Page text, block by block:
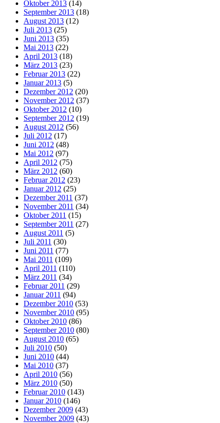
Oktober 2013 (14)
September 2013 (18)
August 2013 (12)
Juli 2013 (25)
Juni 2013 (35)
Mai 2013 (22)
April 2013 (18)
März 2013 (23)
Februar 2013 (22)
Januar 2013 (5)
Dezember 2012 (20)
November 2012 (37)
Oktober 2012 (10)
September 2012 (19)
August 2012 (56)
Juli 2012 (17)
Juni 2012 (48)
Mai 2012 (97)
April 2012 (75)
März 2012 (60)
Februar 2012 (23)
Januar 2012 (25)
Dezember 2011 (37)
November 2011 (34)
Oktober 2011 (15)
September 2011 (27)
August 2011 (5)
Juli 2011 (30)
Juni 2011 (77)
Mai 2011 (109)
April 2011 (110)
März 2011 (34)
Februar 2011 (29)
Januar 2011 (94)
Dezember 2010 (53)
November 2010 (95)
Oktober 2010 (86)
September 2010 (80)
August 2010 (65)
Juli 2010 (50)
Juni 2010 (44)
Mai 2010 (37)
April 2010 (56)
März 2010 (50)
Februar 2010 (143)
Januar 2010 (146)
Dezember 2009 (43)
November 2009 (43)